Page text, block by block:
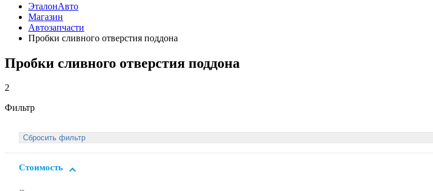
ЭталонАвто
Магазин
Автозапчасти
Пробки сливного отверстия поддона
Пробки сливного отверстия поддона
2
Фильтр
Стоимость